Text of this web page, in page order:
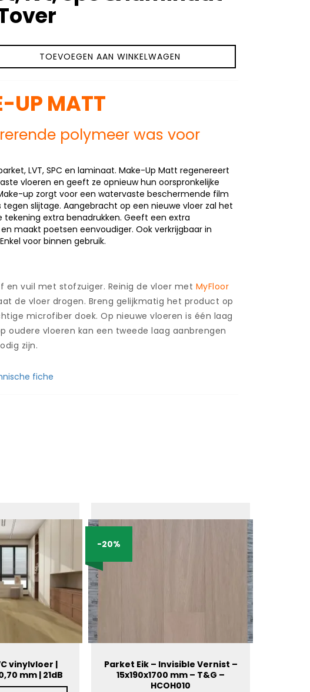
TOEVOEGEN AAN WINKELWAGEN
UP MATT
polymeer was voor
LVT, SPC en laminaat. Make-Up Matt regenereert
vloeren en geeft ze opnieuw hun oorspronkelijke
up zorgt voor een watervaste beschermende film
tegen slijtage. Aangebracht op een nieuwe vloer zal het
tekening extra benadrukken. Geeft een extra
maakt poetsen eenvoudiger. Ook verkrijgbaar in
voor binnen gebruik.
en vuil met stofzuiger. Reinig de vloer met MyFloor
de vloer drogen. Breng gelijkmatig het product op
microfiber doek. Op nieuwe vloeren is één laag
oudere vloeren kan een tweede laag aanbrengen
zijn.
fiche
vinylvloer |
mm | 21dB
Parket Eik – Invisible Vernist –
15x190x1700 mm – T&G –
HCOH010
-20%